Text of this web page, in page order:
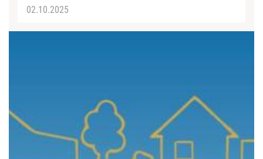
02.10.2025